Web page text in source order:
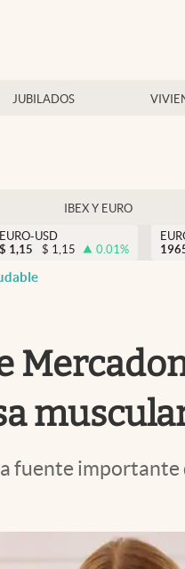
JUBILADOS
IBEX Y EURO
EURO-USD
$ 1,15 $ 1,15 0.01%
fuente